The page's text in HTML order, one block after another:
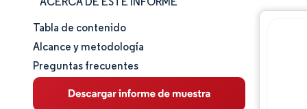
Tamaño y cuota de mercado
Análisis de mercado
Tendencias e ideas
Tabla de contenido
Alcance y metodología
Preguntas frecuentes